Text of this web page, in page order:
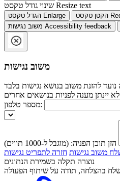
Resize text
Enlarge
Accessibility feedback
משוב נגישות
מספר טלפון:
הזן תוכן הפניה: (מוגבל ל-1000 תווים)
משוב נגישות חזרה לתפריט נגישות
נוצרה תקלה בשמירת הנתונים